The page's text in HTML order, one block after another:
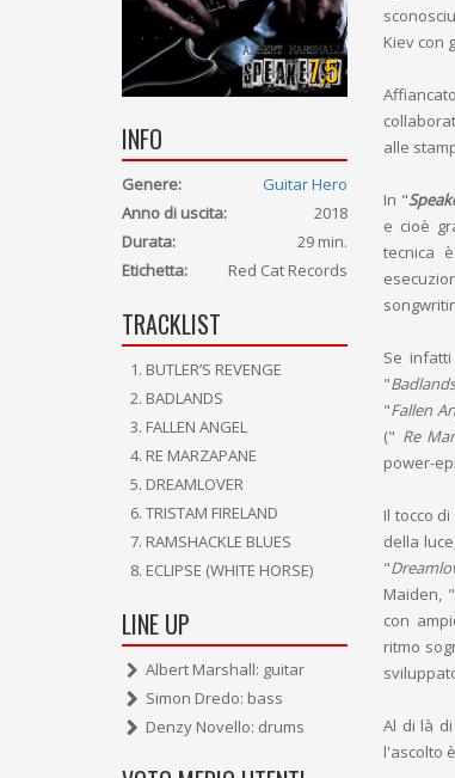
7,5
INFO
Genere:
Guitar Hero
Anno di uscita:
2018
Durata:
29 min.
Etichetta:
Red Cat Records
TRACKLIST
BUTLER’S REVENGE
BADLANDS
FALLEN ANGEL
RE MARZAPANE
DREAMLOVER
TRISTAM FIRELAND
RAMSHACKLE BLUES
ECLIPSE (WHITE HORSE)
LINE UP
Albert Marshall: guitar
Simon Dredo: bass
Denzy Novello: drums
Kiev con
alle
In "
e cioè
tecnica
Se
"
"Fallen
(" Re
power-
Il tocco
della
"
Maiden, "
con
ritmo
Al di là
l'ascolto